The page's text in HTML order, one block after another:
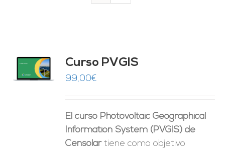
Curso PVGIS
99,00€
El curso Photovoltaic Geographical
Information System (PVGIS) de
Censolartiene como objetivo